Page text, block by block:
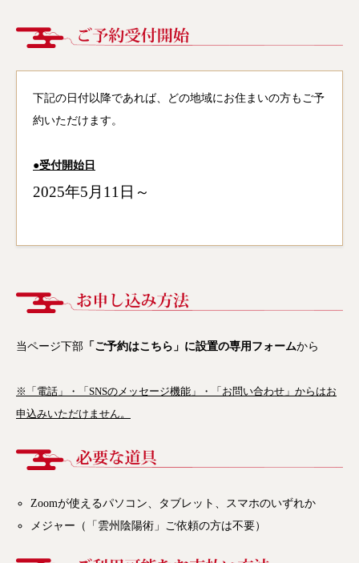
下記の日付以降であれば、どの地域にお住まいの方もご予
約いただけます。
●受付開始日
2025年5月11日～
当ページ下部 「ご予約はこちら」に設置の専用フォームから
※「電話」・「SNSのメッセージ機能」・「お問い合わせ」からはお
申込みいただけません。
Zoomが使えるパソコン、タブレット、スマホのいずれか
メジャー（「雲州陰陽術」ご依頼の方は不要）